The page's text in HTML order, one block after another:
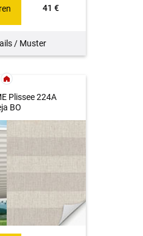
41 €
/ Muster
Plissee 224A
BO